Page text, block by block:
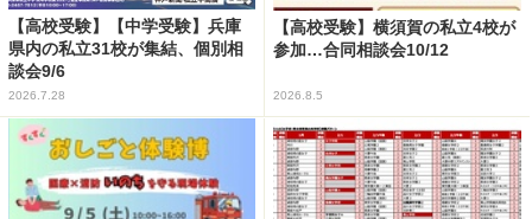
【高校受験】【中学受験】兵庫
県内の私立31校が集結、個別相
談会9/6
2026.7.28
【高校受験】横須賀の私立4校が
参加…合同相談会10/12
2026.8.5